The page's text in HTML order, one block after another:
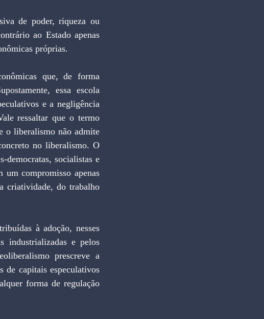
de poder, riqueza ou
ao Estado apenas
próprias.
que, de forma
essa escola
e a negligência
ressaltar que o termo
o liberalismo não admite
no liberalismo. O
democratas, socialistas e
um compromisso apenas
criatividade, do trabalho
à adoção, nesses
industrializadas e pelos
prescreve a
de capitais especulativos
forma de regulação